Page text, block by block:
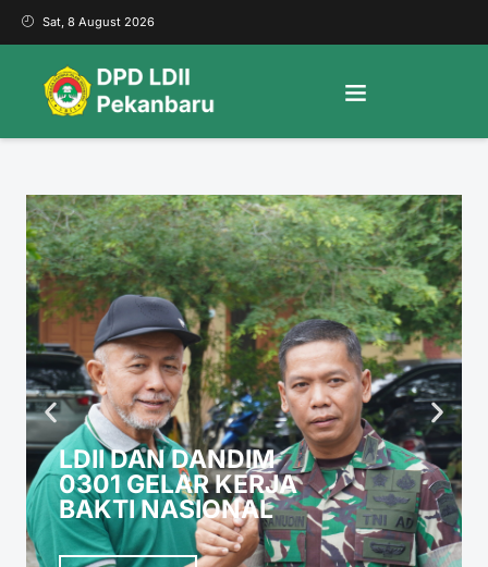
Sat, 8 August 2026
LDII DAN DANDIM
0301 GELAR KERJA
BAKTI NASIONAL